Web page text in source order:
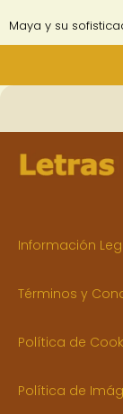
Maya y su
Información
Términos y
Política de
Política de